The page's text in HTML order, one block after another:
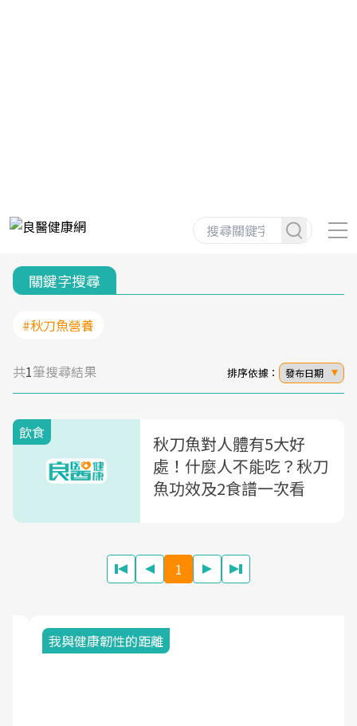
關鍵字搜尋
#秋刀魚營養
共1筆搜尋結果 排序依據： 發布日期
飲食
秋刀魚對人體有5大好
處！什麼人不能吃？秋刀
魚功效及2食譜一次看
1
我與健康韌性的距離